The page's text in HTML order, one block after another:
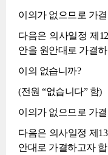
이의가 없으므로 가
다음은 의사일정 제
안을 원안대로 가결
이의 없습니까?
(전원 “없습니다” 함)
이의가 없으므로 가
다음은 의사일정 제
안대로 가결하고자